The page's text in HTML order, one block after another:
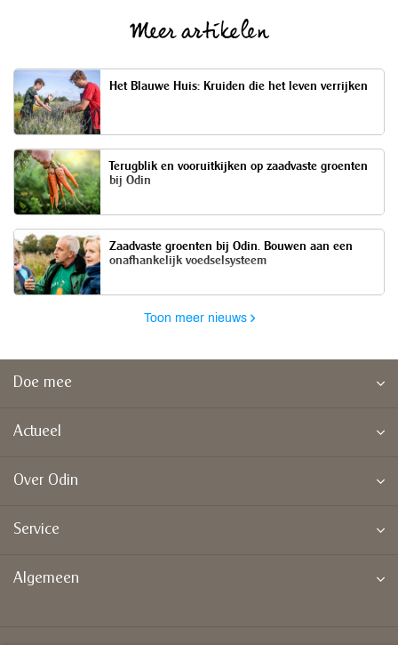
Meer artikelen
Het Blauwe Huis: Kruiden die het leven verrijken
Terugblik en vooruitkijken op zaadvaste groenten
bij Odin
Zaadvaste groenten bij Odin. Bouwen aan een
onafhankelijk voedselsysteem
Toon meer nieuws
Doe mee
Actueel
Over Odin
Service
Algemeen